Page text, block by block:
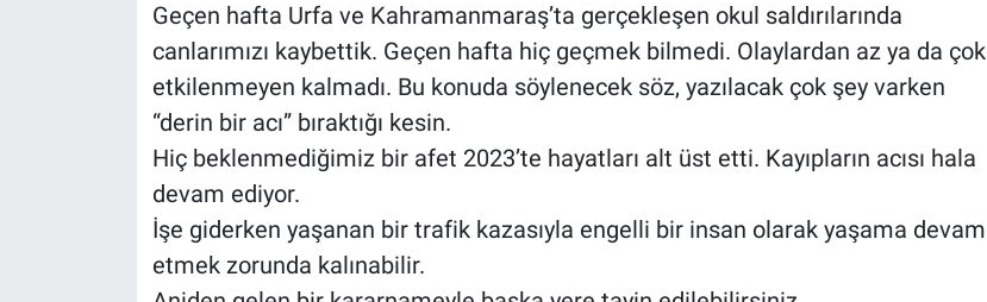
Geçen hafta Urfa ve Kahramanmaraş’ta gerçekleşen okul saldırılarında
canlarımızı kaybettik. Geçen hafta hiç geçmek bilmedi. Olaylardan az ya da çok
etkilenmeyen kalmadı. Bu konuda söylenecek söz, yazılacak çok şey varken
“derin bir acı” bıraktığı kesin.
Hiç beklenmediğimiz bir afet 2023’te hayatları alt üst etti. Kayıpların acısı hala
devam ediyor.
İşe giderken yaşanan bir trafik kazasıyla engelli bir insan olarak yaşama devam
etmek zorunda kalınabilir.